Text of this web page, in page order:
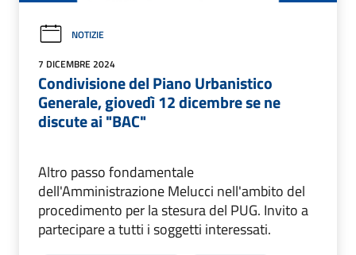
NOTIZIE
7 DICEMBRE 2024
Condivisione del Piano Urbanistico
Generale, giovedì 12 dicembre se ne
discute ai "BAC"
Altro passo fondamentale
dell'Amministrazione Melucci nell'ambito del
procedimento per la stesura del PUG. Invito a
partecipare a tutti i soggetti interessati.